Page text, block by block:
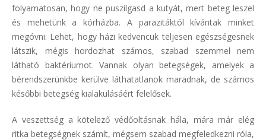
folyamatosan, hogy ne puszilgasd a kutyát, mert beteg leszel
és mehetünk a kórházba. A parazitáktól kívántak minket
megóvni. Lehet, hogy házi kedvencük teljesen egészségesnek
látszik, mégis hordozhat számos, szabad szemmel nem
látható baktériumot. Vannak olyan betegségek, amelyek a
bérendszerünkbe kerülve láthatatlanok maradnak, de számos
későbbi betegség kialakulásáért felelősek.
A veszettség a kötelező védőoltásnak hála, mára már elég
ritka betegségnek számít, mégsem szabad megfeledkezni róla,